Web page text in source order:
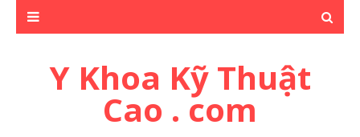
Y Khoa Kỹ Thuật
Cao . com